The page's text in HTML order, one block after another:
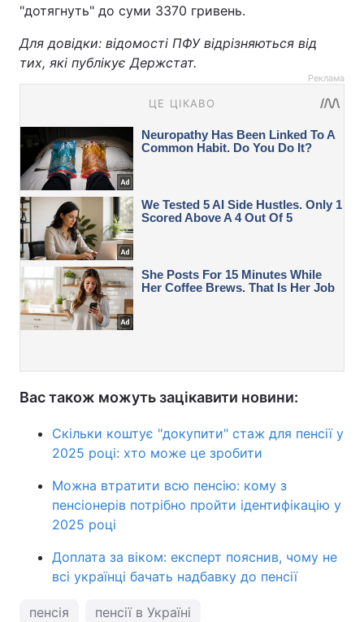
"дотягнуть" до суми 3370 гривень.
Для довідки: відомості ПФУ відрізняються від
тих, які публікує Держстат.
Реклама
Вас також можуть зацікавити новини:
Скільки коштує "докупити" стаж для пенсії у
2025 році: хто може це зробити
Можна втратити всю пенсію: кому з
пенсіонерів потрібно пройти ідентифікацію у
2025 році
Доплата за віком: експерт пояснив, чому не
всі українці бачать надбавку до пенсії
пенсія пенсії в Україні